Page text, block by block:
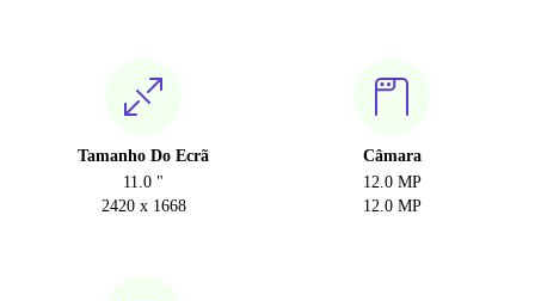
Tamanho Do Ecrã
11.0 "
2420 x 1668
Câmara
12.0 MP
12.0 MP